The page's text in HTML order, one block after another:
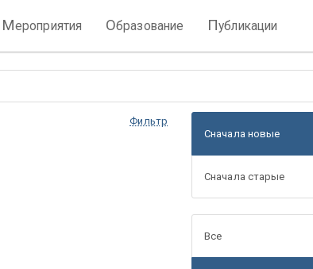
Мероприятия Образование Публикации
Фильтр
Сначала новые
Сначала старые
Все